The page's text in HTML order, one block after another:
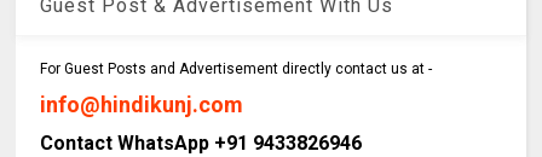
Guest Post & Advertisement With Us
For Guest Posts and Advertisement directly contact us at -
info@hindikunj.com
Contact WhatsApp +91 9433826946